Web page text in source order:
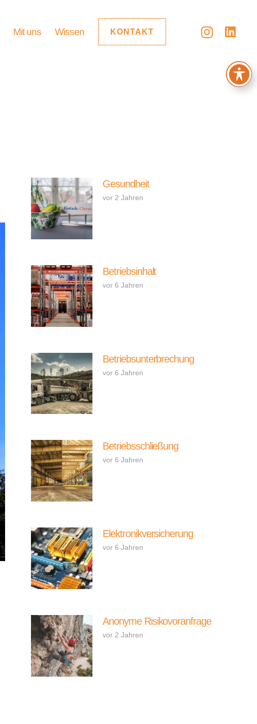
Mit uns Wissen KONTAKT
Gesundheit
vor 2 Jahren
Betriebsinhalt
vor 6 Jahren
Betriebsunterbrechung
vor 6 Jahren
Betriebsschließung
vor 6 Jahren
Elektronikversicherung
vor 6 Jahren
Anonyme Risikovoranfrage
vor 2 Jahren